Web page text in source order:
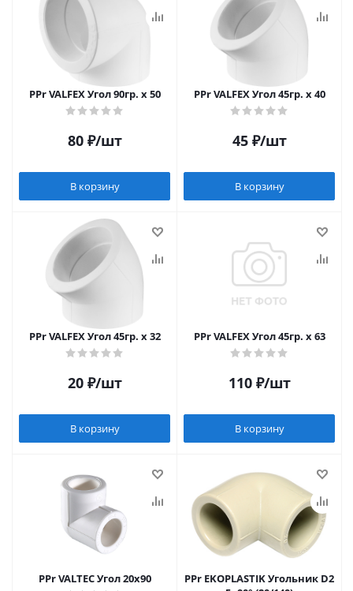
PPr VALFEX Угол 90гр. x 50
80₽/шт
В корзину
PPr VALFEX Угол 45гр. x 40
45₽/шт
В корзину
PPr VALFEX Угол 45гр. x 32
20₽/шт
В корзину
PPr VALFEX Угол 45гр. x 63
110₽/шт
В корзину
PPr VALTEC Угол 20х90
PPr EKOPLASTIK Угольник D2